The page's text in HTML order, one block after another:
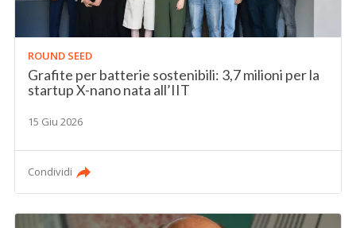
ROUND SEED
Grafite per batterie sostenibili: 3,7 milioni per la
startup X-nano nata all’IIT
15 Giu 2026
Condividi